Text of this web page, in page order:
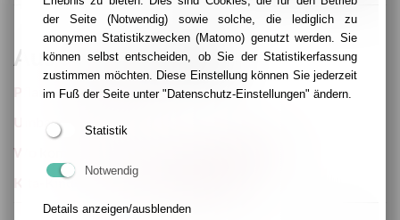
Aus dem Kita-Alltag
Pflanz-eine-Blume-Tag
Umbauarbeiten
Wo kommt eigentlich die Schokolade her?
Kita-Kinder pflanzen Samenkugeln
der Seite (Notwendig) sowie solche, die lediglich zu
anonymen Statistikzwecken (Matomo) genutzt werden. Sie
können selbst entscheiden, ob Sie der Statistikerfassung
zustimmen möchten. Diese Einstellung können Sie jederzeit
im Fuß der Seite unter "Datenschutz-Einstellungen" ändern.
Statistik
Notwendig
Details anzeigen/ausblenden